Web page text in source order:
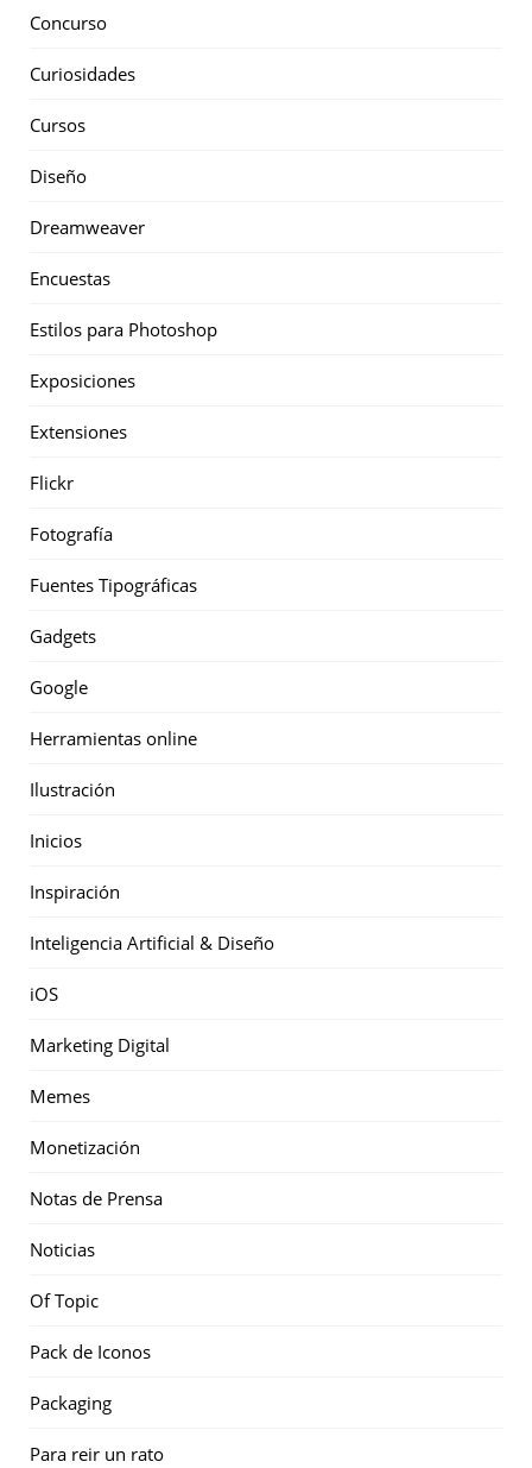
Concurso
Curiosidades
Cursos
Diseño
Dreamweaver
Encuestas
Estilos para Photoshop
Exposiciones
Extensiones
Flickr
Fotografía
Fuentes Tipográficas
Gadgets
Google
Herramientas online
Ilustración
Inicios
Inspiración
Inteligencia Artificial & Diseño
iOS
Marketing Digital
Memes
Monetización
Notas de Prensa
Noticias
Of Topic
Pack de Iconos
Packaging
Para reir un rato